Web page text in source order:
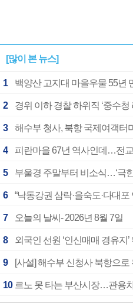
[많이 본 뉴스]
1 백양산 고지대 마을우물 55년
2 경위 이하 경찰 하위직 ‘중수
3 해수부 청사, 북항 국제여객터
4 피란마을 67년 역사인데…전
5 부울경 주말부터 비소식…‘극
6 “낙동강권 삼락·을숙도·다대
7 오늘의 날씨- 2026년 8월 7일
8 외국인 선원 ‘인신매매 경유
9 [사설] 해수부 신청사 북항으
10 르노 못 타는 부산시장…관용